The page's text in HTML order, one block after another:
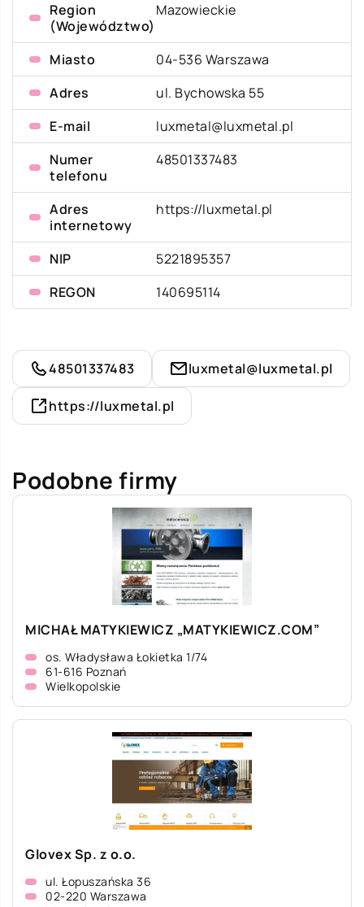
Region
(Województwo)
Mazowieckie
Miasto
04-536 Warszawa
Adres
ul. Bychowska 55
E-mail
luxmetal@luxmetal.pl
Numer
telefonu
48501337483
Adres
internetowy
https://luxmetal.pl
NIP
5221895357
REGON
140695114
48501337483 luxmetal@luxmetal.pl
https://luxmetal.pl
Podobne firmy
MICHAŁ MATYKIEWICZ „MATYKIEWICZ.COM”
os. Władysława Łokietka 1/74
61-616 Poznań
Wielkopolskie
Glovex Sp. z o.o.
ul. Łopuszańska 36
02-220 Warszawa